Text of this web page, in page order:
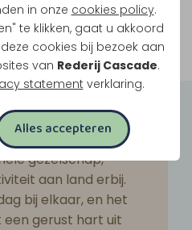
in onze cookies policy.
te klikken, gaat u akkoord
cookies bij bezoek aan
van Rederij Cascade.
statement verklaring.
Alles accepteren
rondvaarten
gezelschap,
aan land erbij.
bij elkaar, en het
gerust hart uit